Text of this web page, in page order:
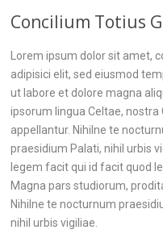
Concilium Totius
Lorem ipsum dolor sit amet,
adipisici elit, sed eiusmod
ut labore et dolore magna
ipsorum lingua Celtae, nostra
appellantur. Nihilne te
praesidium Palati, nihil urbis
legem facit qui id facit quod
Magna pars studiorum,
Nihilne te nocturnum
nihil urbis vigiliae.